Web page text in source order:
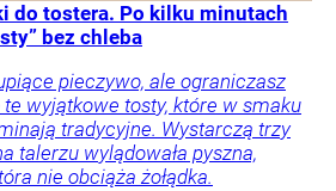
do tostera. Po kilku minutach
bez chleba
pieczywo, ale ograniczasz
wyjątkowe tosty, które w smaku
tradycyjne. Wystarczą trzy
talerzu wylądowała pyszna,
nie obciąża żołądka.